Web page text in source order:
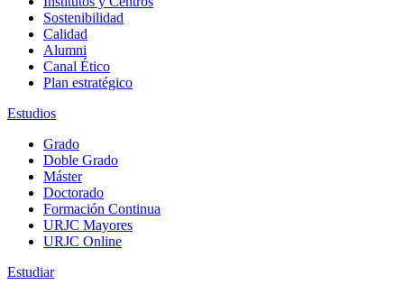
Sostenibilidad
Calidad
Alumni
Canal Ético
Plan estratégico
Estudios
Grado
Doble Grado
Máster
Doctorado
Formación Continua
URJC Mayores
URJC Online
Estudiar